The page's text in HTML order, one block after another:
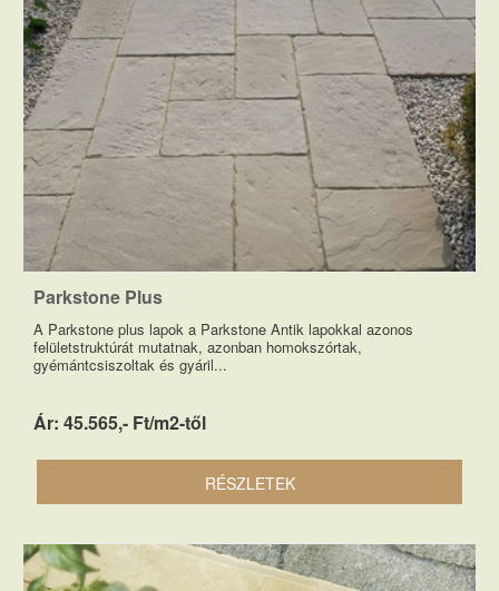
Parkstone Plus
A Parkstone plus lapok a Parkstone Antik lapokkal azonos
felületstruktúrát mutatnak, azonban homokszórtak,
gyémántcsiszoltak és gyáril...
Ár: 45.565,- Ft/m2-től
RÉSZLETEK